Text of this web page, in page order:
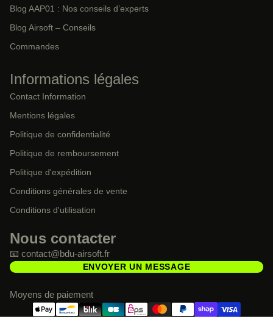
Blog AAP01 : Nos conseils d’experts
Blog Airsoft – Conseils
Commandes
Informations légales
Contact Information
Mentions légales
Politique de confidentialité
Politique de remboursement
Politique d'expédition
Conditions générales de vente
Conditions d'utilisation
Nous contacter
📧 contact@bdu-airsoft.fr
ENVOYER UN MESSAGE
Moyens de paiement